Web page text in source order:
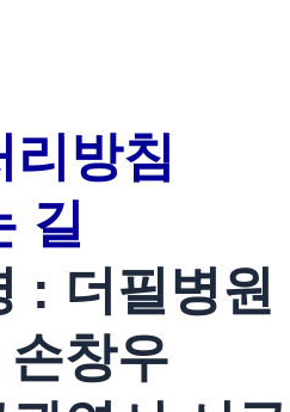
리방침
길
: 더필병원
창우